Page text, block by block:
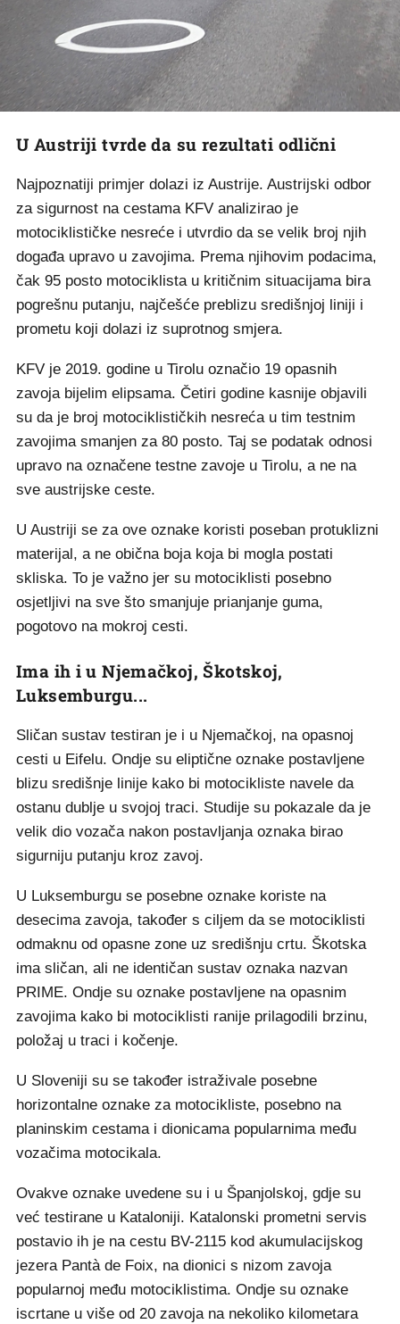
U Austriji tvrde da su rezultati odlični
Najpoznatiji primjer dolazi iz Austrije. Austrijski odbor
za sigurnost na cestama KFV analizirao je
motociklističke nesreće i utvrdio da se velik broj njih
događa upravo u zavojima. Prema njihovim podacima,
čak 95 posto motociklista u kritičnim situacijama bira
pogrešnu putanju, najčešće preblizu središnjoj liniji i
prometu koji dolazi iz suprotnog smjera.
KFV je 2019. godine u Tirolu označio 19 opasnih
zavoja bijelim elipsama. Četiri godine kasnije objavili
su da je broj motociklističkih nesreća u tim testnim
zavojima smanjen za 80 posto. Taj se podatak odnosi
upravo na označene testne zavoje u Tirolu, a ne na
sve austrijske ceste.
U Austriji se za ove oznake koristi poseban protuklizni
materijal, a ne obična boja koja bi mogla postati
skliska. To je važno jer su motociklisti posebno
osjetljivi na sve što smanjuje prianjanje guma,
pogotovo na mokroj cesti.
Ima ih i u Njemačkoj, Škotskoj,
Luksemburgu...
Sličan sustav testiran je i u Njemačkoj, na opasnoj
cesti u Eifelu. Ondje su eliptične oznake postavljene
blizu središnje linije kako bi motocikliste navele da
ostanu dublje u svojoj traci. Studije su pokazale da je
velik dio vozača nakon postavljanja oznaka birao
sigurniju putanju kroz zavoj.
U Luksemburgu se posebne oznake koriste na
desecima zavoja, također s ciljem da se motociklisti
odmaknu od opasne zone uz središnju crtu. Škotska
ima sličan, ali ne identičan sustav oznaka nazvan
PRIME. Ondje su oznake postavljene na opasnim
zavojima kako bi motociklisti ranije prilagodili brzinu,
položaj u traci i kočenje.
U Sloveniji su se također istraživale posebne
horizontalne oznake za motocikliste, posebno na
planinskim cestama i dionicama popularnima među
vozačima motocikala.
Ovakve oznake uvedene su i u Španjolskoj, gdje su
već testirane u Kataloniji. Katalonski prometni servis
postavio ih je na cestu BV-2115 kod akumulacijskog
jezera Pantà de Foix, na dionici s nizom zavoja
popularnoj među motociklistima. Ondje su oznake
iscrtane u više od 20 zavoja na nekoliko kilometara